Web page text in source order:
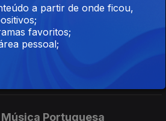
Portuguesa
Portuguesa
a partir de onde ficou,
favoritos;
pessoal;